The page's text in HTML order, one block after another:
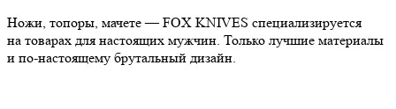
Ножи, топоры, мачете — FOX KNIVES специализируется
на товарах для настоящих мужчин. Только лучшие материалы
и по-настоящему брутальный дизайн.